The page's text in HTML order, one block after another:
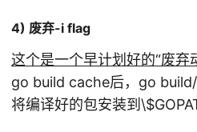
4) 废弃-i flag
这个是一个早计划好的“废弃
go build cache后，go
将编译好的包安装到\